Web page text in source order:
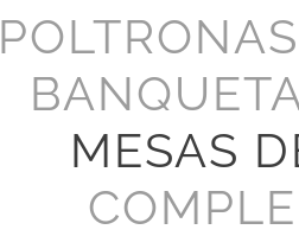
POLTRONAS
MESAS